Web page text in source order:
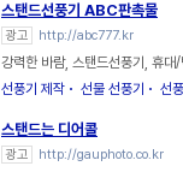
스탠드선풍기 ABC판촉물
광고 http://abc777.kr
강력한 바람, 스탠드선풍기, 휴대
선풍기 제작
선물 선풍기 선
스탠드는 디어콜
광고 http://gauphoto.co.kr